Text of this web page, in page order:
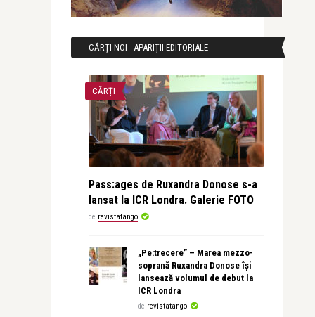
CĂRȚI NOI - APARIȚII EDITORIALE
CĂRȚI
Pass:ages de Ruxandra Donose s-a
lansat la ICR Londra. Galerie FOTO
de revistatango
„Pe:trecere” – Marea mezzo-
soprană Ruxandra Donose își
lansează volumul de debut la
ICR Londra
de revistatango